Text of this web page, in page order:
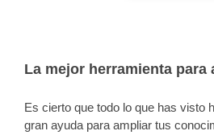
La mejor herramienta para
Es cierto que todo lo que has visto
gran ayuda para ampliar tus